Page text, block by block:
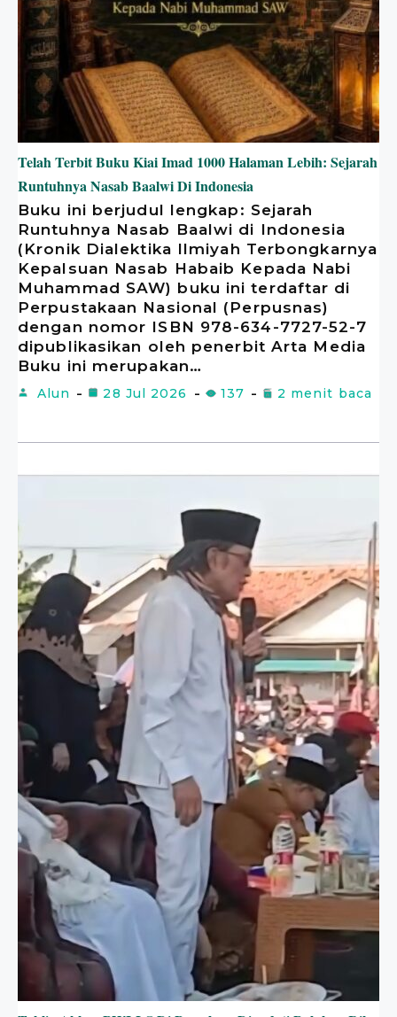
Telah Terbit Buku Kiai Imad 1000 Halaman Lebih: Sejarah
Runtuhnya Nasab Baalwi Di Indonesia
Buku ini berjudul lengkap: Sejarah
Runtuhnya Nasab Baalwi di Indonesia
(Kronik Dialektika Ilmiyah Terbongkarnya
Kepalsuan Nasab Habaib Kepada Nabi
Muhammad SAW) buku ini terdaftar di
Perpustakaan Nasional (Perpusnas)
dengan nomor ISBN 978-634-7727-52-7
dipublikasikan oleh penerbit Arta Media
Buku ini merupakan…
Alun 28 Jul 2026 137 2 menit baca